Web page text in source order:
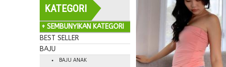
KATEGORI
+ SEMBUNYIKAN KATEGORI
BEST SELLER
BAJU
BAJU ANAK